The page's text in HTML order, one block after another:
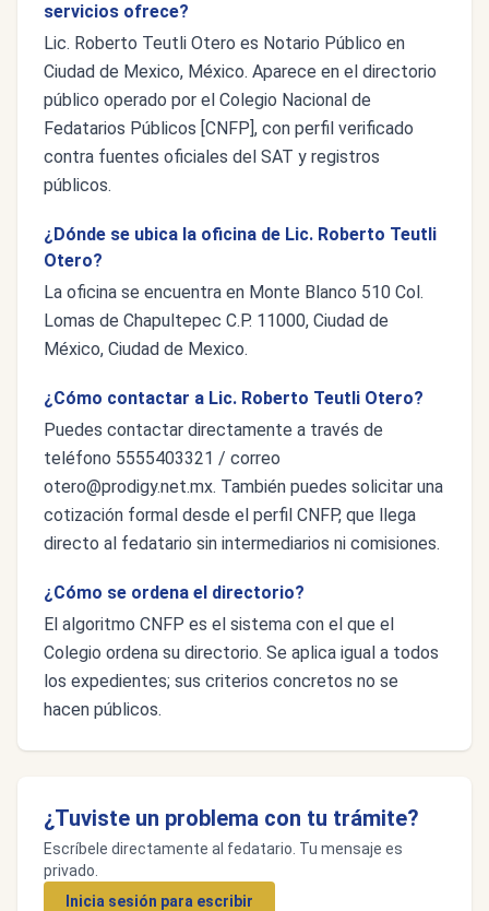
servicios ofrece?
Lic. Roberto Teutli Otero es Notario Público en
Ciudad de Mexico, México. Aparece en el directorio
público operado por el Colegio Nacional de
Fedatarios Públicos [CNFP], con perfil verificado
contra fuentes oficiales del SAT y registros
públicos.
¿Dónde se ubica la oficina de Lic. Roberto Teutli
Otero?
La oficina se encuentra en Monte Blanco 510 Col.
Lomas de Chapultepec C.P. 11000, Ciudad de
México, Ciudad de Mexico.
¿Cómo contactar a Lic. Roberto Teutli Otero?
Puedes contactar directamente a través de
teléfono 5555403321 / correo
otero@prodigy.net.mx. También puedes solicitar una
cotización formal desde el perfil CNFP, que llega
directo al fedatario sin intermediarios ni comisiones.
¿Cómo se ordena el directorio?
El algoritmo CNFP es el sistema con el que el
Colegio ordena su directorio. Se aplica igual a todos
los expedientes; sus criterios concretos no se
hacen públicos.
¿Tuviste un problema con tu trámite?
Escríbele directamente al fedatario. Tu mensaje es
privado.
Inicia sesión para escribir